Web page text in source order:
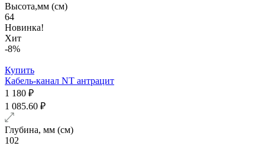
Высота,мм (см)
64
Новинка!
Хит
-8%
Купить
Кабель-канал NT антрацит
1 180 ₽
1 085.60 ₽
Глубина, мм (см)
102